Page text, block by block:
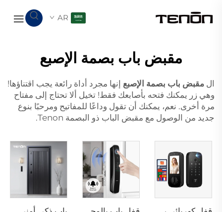
AR
مقبض باب بصمة الإصبع
ال مقبض باب بصمة الإصبع إنها مجرد أداة رائعة يجب اقتناؤها!
وهي زر يمكنك فتحه بأصابعك فقط! تخيل ألا تحتاج إلى مفتاح
مرة أخرى. نعم، يمكنك أن تقول وداعًا للمفاتيح ومرحبًا بنوع
جديد من الوصول مع مقبض الباب ذو البصمة Tenon.